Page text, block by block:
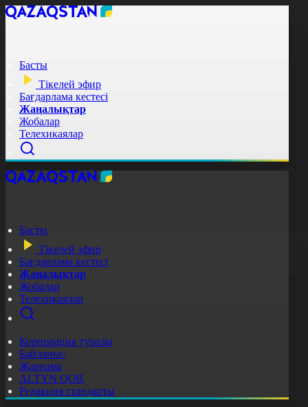
Басты
Тікелей эфир
Бағдарлама кестесі
Жаңалықтар
Жобалар
Телехикаялар
Басты
Тікелей эфир
Бағдарлама кестесі
Жаңалықтар
Жобалар
Телехикаялар
Корпорация туралы
Байланыс
Жарнама
ALTYN QOR
Редакция стандарты